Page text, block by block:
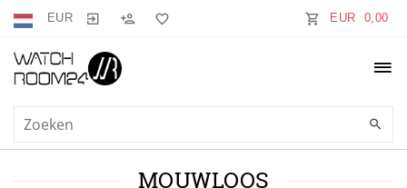
EUR EUR 0,00
MOUWLOOS